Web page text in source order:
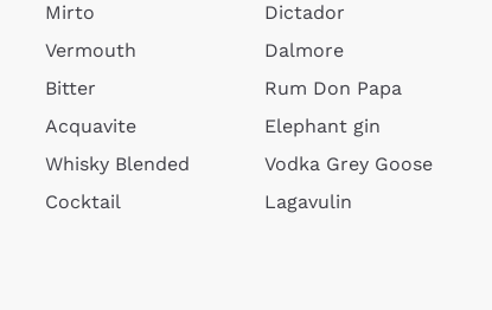
Mirto
Vermouth
Bitter
Acquavite
Whisky Blended
Cocktail
Dictador
Dalmore
Rum Don Papa
Elephant gin
Vodka Grey Goose
Lagavulin